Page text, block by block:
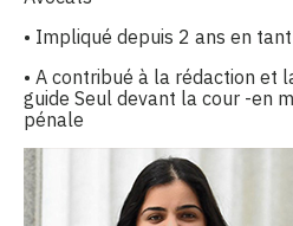
• Impliqué depuis 2 ans en
• A contribué à la rédaction et
guide Seul devant la cour -en
pénale